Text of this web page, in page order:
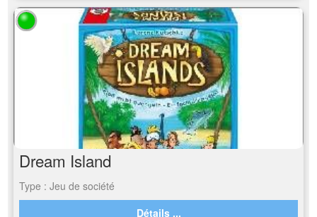
Dream Island
Type : Jeu de société
Détails ...